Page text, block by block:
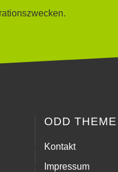
ODD THEME
Kontakt
Impressum